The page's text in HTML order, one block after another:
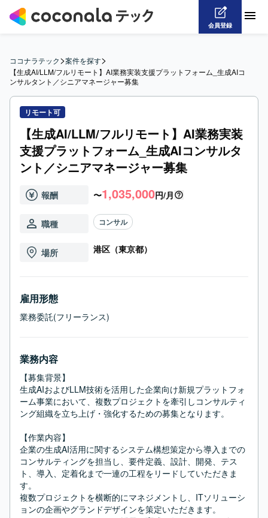
会員登録
ココナラテック>案件を探す>
【生成AI/LLM/フルリモート】AI業務実装支援プラットフォーム_生成AIコ
ンサルタント／シニアマネージャー募集
リモート可
【生成AI/LLM/フルリモート】AI業務実装
支援プラットフォーム_生成AIコンサルタ
ント／シニアマネージャー募集
報酬 〜1,035,000円/月
職種 コンサル
場所 港区（東京都）
雇用形態
業務委託(フリーランス)
業務内容
【募集背景】
生成AIおよびLLM技術を活用した企業向け新規プラットフォ
ーム事業において、複数プロジェクトを牽引しコンサルティ
ング組織を立ち上げ・強化するための募集となります。
【作業内容】
企業の生成AI活用に関するシステム構想策定から導入までの
コンサルティングを担当し、要件定義、設計、開発、テス
ト、導入、定着化まで一連の工程をリードしていただきま
す。
複数プロジェクトを横断的にマネジメントし、ITソリューシ
ョンの企画やグランドデザインを策定いただきます。